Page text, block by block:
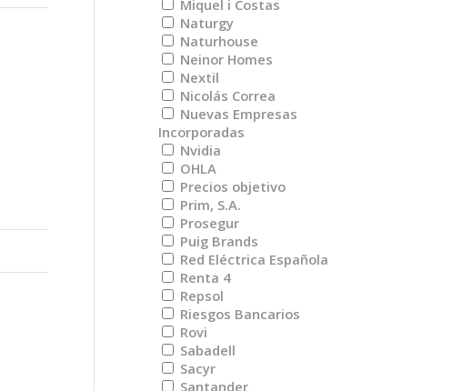
Miquel i Costas
Naturgy
Naturhouse
Neinor Homes
Nextil
Nicolás Correa
Nuevas Empresas
Incorporadas
Nvidia
OHLA
Precios objetivo
Prim, S.A.
Prosegur
Puig Brands
Red Eléctrica Española
Renta 4
Repsol
Riesgos Bancarios
Rovi
Sabadell
Sacyr
Santander